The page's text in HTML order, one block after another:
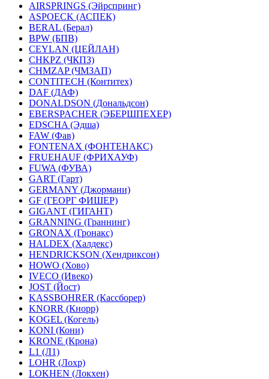
AIRSPRINGS (Эйрспринг)
ASPOECK (АСПЕК)
BERAL (Берал)
BPW (БПВ)
CEYLAN (ЦЕЙЛАН)
CHKPZ (ЧКПЗ)
CHMZAP (ЧМЗАП)
CONTITECH (Контитех)
DAF (ДАФ)
DONALDSON (Дональдсон)
EBERSPACHER (ЭБЕРШПЕХЕР)
EDSCHA (Эдша)
FAW (Фав)
FONTENAX (ФОНТЕНАКС)
FRUEHAUF (ФРИХАУФ)
FUWA (ФУВА)
GART (Гарт)
GERMANY (Джормани)
GF (ГЕОРГ ФИШЕР)
GIGANT (ГИГАНТ)
GRANNING (Граннинг)
GRONAX (Гронакс)
HALDEX (Халдекс)
HENDRICKSON (Хендриксон)
HOWO (Хово)
IVECO (Ивеко)
JOST (Йост)
KASSBOHRER (Касcборер)
KNORR (Кнорр)
KOGEL (Когель)
KONI (Кони)
KRONE (Крона)
L1 (Л1)
LOHR (Лохр)
LOKHEN (Локхен)